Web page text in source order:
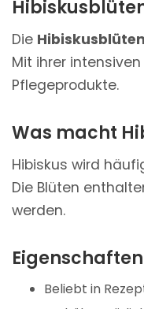
Die
Mit ihrer
Pflegeprodukte.
Was macht
Hibiskus wird
Die Blüten
werden.
Beliebt in